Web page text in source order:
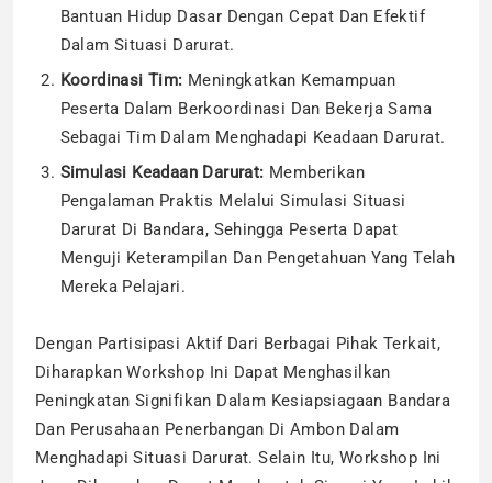
Bantuan Hidup Dasar Dengan Cepat Dan Efektif
Dalam Situasi Darurat.
Koordinasi Tim: Meningkatkan Kemampuan
Peserta Dalam Berkoordinasi Dan Bekerja Sama
Sebagai Tim Dalam Menghadapi Keadaan Darurat.
Simulasi Keadaan Darurat: Memberikan
Pengalaman Praktis Melalui Simulasi Situasi
Darurat Di Bandara, Sehingga Peserta Dapat
Menguji Keterampilan Dan Pengetahuan Yang Telah
Mereka Pelajari.
Dengan Partisipasi Aktif Dari Berbagai Pihak Terkait,
Diharapkan Workshop Ini Dapat Menghasilkan
Peningkatan Signifikan Dalam Kesiapsiagaan Bandara
Dan Perusahaan Penerbangan Di Ambon Dalam
Menghadapi Situasi Darurat. Selain Itu, Workshop Ini